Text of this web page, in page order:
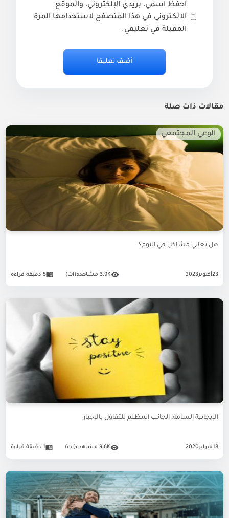
احفظ اسمي، بريدي الإلكتروني، والموقع
الإلكتروني في هذا المتصفح لاستخدامها المرة
المقبلة في تعليقي.
مقالات ذات صلة
الوعي المجتمعي
هل تعاني مشاكل في النوم؟
23أكتوبر2023 3.9K مشاهده(ات) 5 دقيقة قراءة
الإيجابية السامة: الجانب المظلم للتفاؤل بالإجبار
18 فبراير2020 9.6K مشاهده(ات) 1 دقيقة قراءة